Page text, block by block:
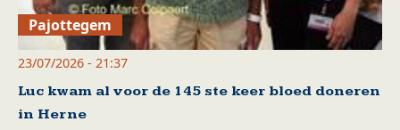
Pajottegem
23/07/2026 - 21:37
Luc kwam al voor de 145 ste keer bloed doneren
in Herne